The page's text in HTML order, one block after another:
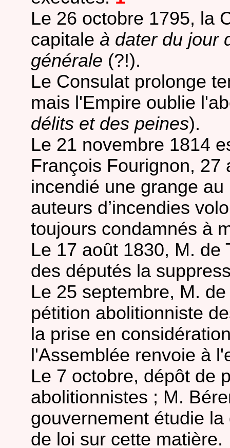
Le 26 octobre 1795, la
capitale à dater du jour
générale (?!).
Le Consulat prolonge
mais l'Empire oublie
délits et des peines).
Le 21 novembre 1814
François Fourignon, 27
incendié une grange
auteurs d’incendies
toujours condamnés à
Le 17 août 1830, M. de
des députés la
Le 25 septembre, M.
pétition abolitionniste
la prise en
l'Assemblée renvoie à
Le 7 octobre, dépôt de
abolitionnistes ; M.
gouvernement étudie
de loi sur cette matière.